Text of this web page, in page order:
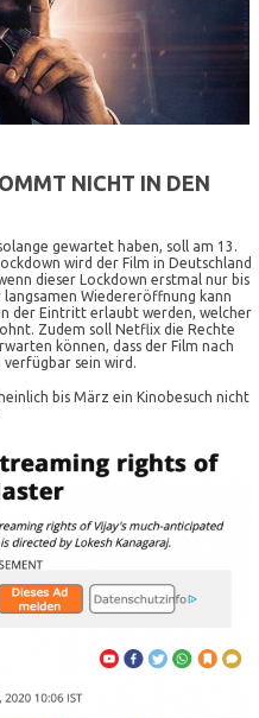
NICHT IN DEN
gewartet haben, soll am 13.
wird der Film in Deutschland
dieser Lockdown erstmal nur bis
Wiedereröffnung kann
der Eintritt erlaubt werden, welcher
Zudem soll Netflix die Rechte
können, dass der Film nach
sein wird.
bis März ein Kinobesuch nicht